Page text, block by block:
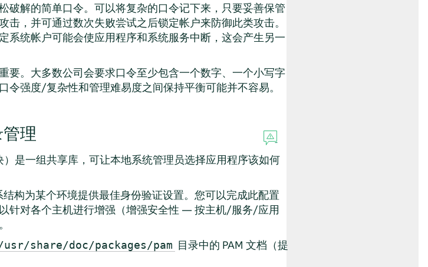
破解的简单口令。可以将复杂的口令记下来，只要妥善保管
，并可通过数次失败尝试之后锁定帐户来防御此类攻击。
系统帐户可能会使应用程序和系统服务中断，这会产生另一
要。大多数公司会要求口令至少包含一个数字、一个小写字
强度/复杂性和管理难易度之间保持平衡可能并不容易。
理
是一组共享库，可让本地系统管理员选择应用程序该如何
构为某个环境提供最佳身份验证设置。您可以完成此配置
针对各个主机进行增强（增强安全性 — 按主机/服务/应用
usr/share/doc/packages/pam 目录中的 PAM 文档（提